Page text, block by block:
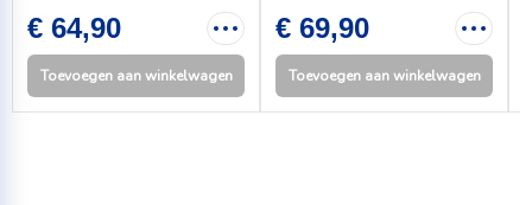
€ 64,90
Toevoegen aan winkelwagen
€ 69,90
Toevoegen aan winkelwagen